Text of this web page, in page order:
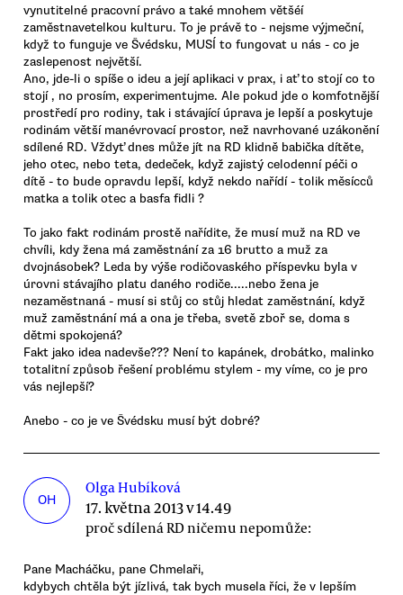
vynutitelné pracovní právo a také mnohem většéí
zaměstnavetelkou kulturu. To je právě to - nejsme výjmeční,
když to funguje ve Švédsku, MUSÍ to fungovat u nás - co je
zaslepenost největší.
Ano, jde-li o spíše o ideu a její aplikaci v prax, i ať to stojí co to
stojí , no prosím, experimentujme. Ale pokud jde o komfotnější
prostředí pro rodiny, tak i stávající úprava je lepší a poskytuje
rodinám větší manévrovací prostor, než navrhované uzákonění
sdílené RD. Vždyť dnes může jít na RD klidně babička dítěte,
jeho otec, nebo teta, dedeček, když zajistý celodenní péči o
dítě - to bude opravdu lepší, když nekdo nařídí - tolik měsícců
matka a tolik otec a basfa fidli ?
To jako fakt rodinám prostě nařídite, že musí muž na RD ve
chvíli, kdy žena má zaměstnání za 16 brutto a muž za
dvojnásobek? Leda by výše rodičovaského příspevku byla v
úrovni stávajího platu daného rodiče.....nebo žena je
nezaměstnaná - musí si stůj co stůj hledat zaměstnání, když
muž zaměstnání má a ona je třeba, svetě zboř se, doma s
dětmi spokojená?
Fakt jako idea nadevše??? Není to kapánek, drobátko, malinko
totalitní způsob řešení problému stylem - my víme, co je pro
vás nejlepší?
Anebo - co je ve Švédsku musí být dobré?
OH
Olga Hubíková
17. května 2013 v 14.49
proč sdílená RD ničemu nepomůže:
Pane Macháčku, pane Chmelaři,
kdybych chtěla být jízlivá, tak bych musela říci, že v lepším